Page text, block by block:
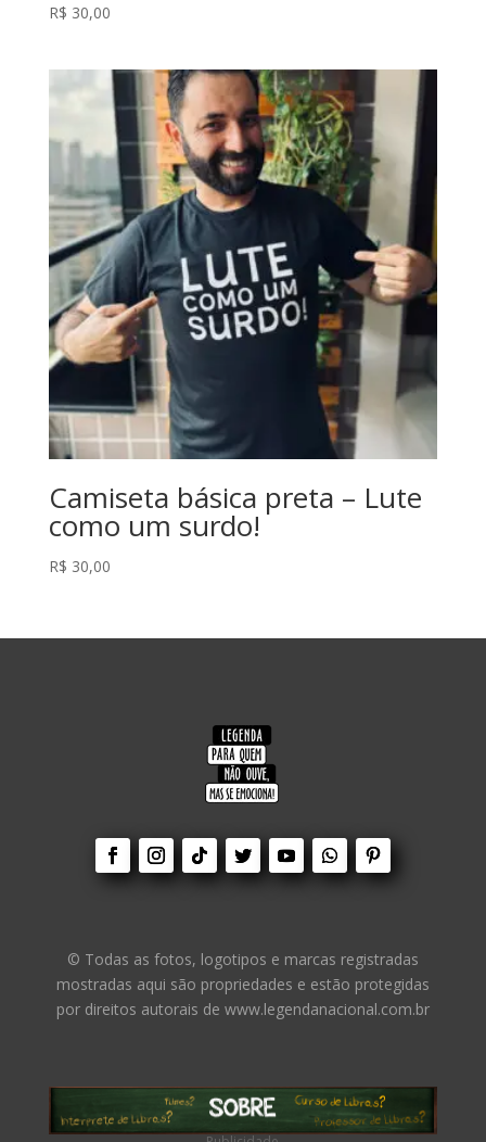
R$ 30,00
Camiseta básica preta – Lute
como um surdo!
R$ 30,00
© Todas as fotos, logotipos e marcas registradas
mostradas aqui são propriedades e estão protegidas
por direitos autorais de www.legendanacional.com.br